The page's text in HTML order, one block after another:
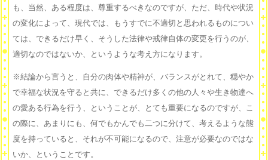
も、当然、ある程度は、尊重するべきなのですが、ただ、時代や状況
の変化によって、現代では、もうすでに不適切と思われるものについ
ては、できるだけ早く、そうした法律や戒律自体の変更を行うのが、
適切なのではないか、というような考え方になります。
※結論から言うと、自分の肉体や精神が、バランスがとれて、穏やか
で幸福な状況を守ると共に、できるだけ多くの他の人々や生き物達へ
の愛ある行為を行う、ということが、とても重要になるのですが、こ
の際に、あまりにも、何でもかんでも二つに分けて、考えるような態
度を持っていると、それが不可能になるので、注意が必要なのではな
いか、ということです。